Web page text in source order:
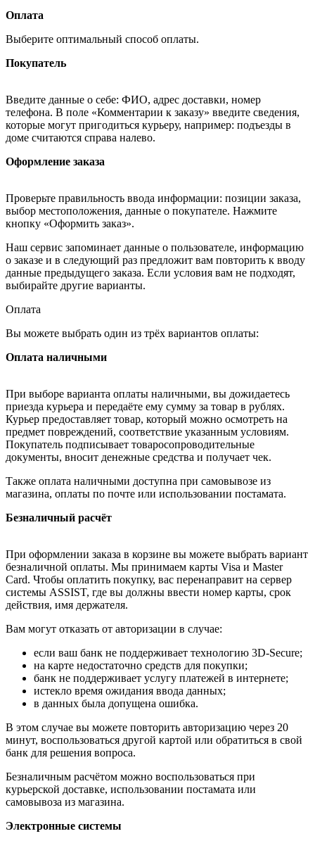
Оплата
Выберите оптимальный способ оплаты.
Покупатель
Введите данные о себе: ФИО, адрес доставки, номер
телефона. В поле «Комментарии к заказу» введите сведения,
которые могут пригодиться курьеру, например: подъезды в
доме считаются справа налево.
Оформление заказа
Проверьте правильность ввода информации: позиции заказа,
выбор местоположения, данные о покупателе. Нажмите
кнопку «Оформить заказ».
Наш сервис запоминает данные о пользователе, информацию
о заказе и в следующий раз предложит вам повторить к вводу
данные предыдущего заказа. Если условия вам не подходят,
выбирайте другие варианты.
Оплата
Вы можете выбрать один из трёх вариантов оплаты:
Оплата наличными
При выборе варианта оплаты наличными, вы дожидаетесь
приезда курьера и передаёте ему сумму за товар в рублях.
Курьер предоставляет товар, который можно осмотреть на
предмет повреждений, соответствие указанным условиям.
Покупатель подписывает товаросопроводительные
документы, вносит денежные средства и получает чек.
Также оплата наличными доступна при самовывозе из
магазина, оплаты по почте или использовании постамата.
Безналичный расчёт
При оформлении заказа в корзине вы можете выбрать вариант
безналичной оплаты. Мы принимаем карты Visa и Master
Card. Чтобы оплатить покупку, вас перенаправит на сервер
системы ASSIST, где вы должны ввести номер карты, срок
действия, имя держателя.
Вам могут отказать от авторизации в случае:
если ваш банк не поддерживает технологию 3D-Secure;
на карте недостаточно средств для покупки;
банк не поддерживает услугу платежей в интернете;
истекло время ожидания ввода данных;
в данных была допущена ошибка.
В этом случае вы можете повторить авторизацию через 20
минут, воспользоваться другой картой или обратиться в свой
банк для решения вопроса.
Безналичным расчётом можно воспользоваться при
курьерской доставке, использовании постамата или
самовывоза из магазина.
Электронные системы